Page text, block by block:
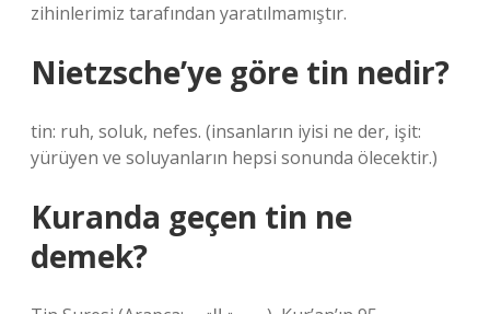
zihinlerimiz tarafından yaratılmamıştır.
Nietzsche’ye göre tin nedir?
tin: ruh, soluk, nefes. (insanların iyisi ne der, işit:
yürüyen ve soluyanların hepsi sonunda ölecektir.)
Kuranda geçen tin ne
demek?